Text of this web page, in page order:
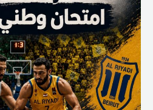
امتحان
وطني
مؤجل؟